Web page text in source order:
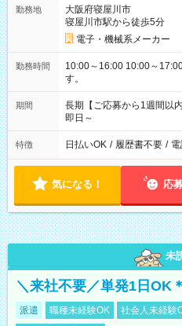
勤務地
大阪府寝屋川市
寝屋川市駅から徒歩5分
電子・機械系メーカー
勤務時間
10:00～16:00 10:00～17:00 ※表記のうち実働5時間から6時間
す。
期間
長期【ご応募から1週間以
即日～
特徴 日払いOK / 履歴書不要 /
気になる！ 応
未
＼来社不要／単発1日OK
派遣 職種未経験OK 社会人未経験